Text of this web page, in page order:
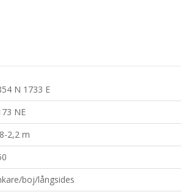
N 1733 E
NE
2,2 m
boj/långsides